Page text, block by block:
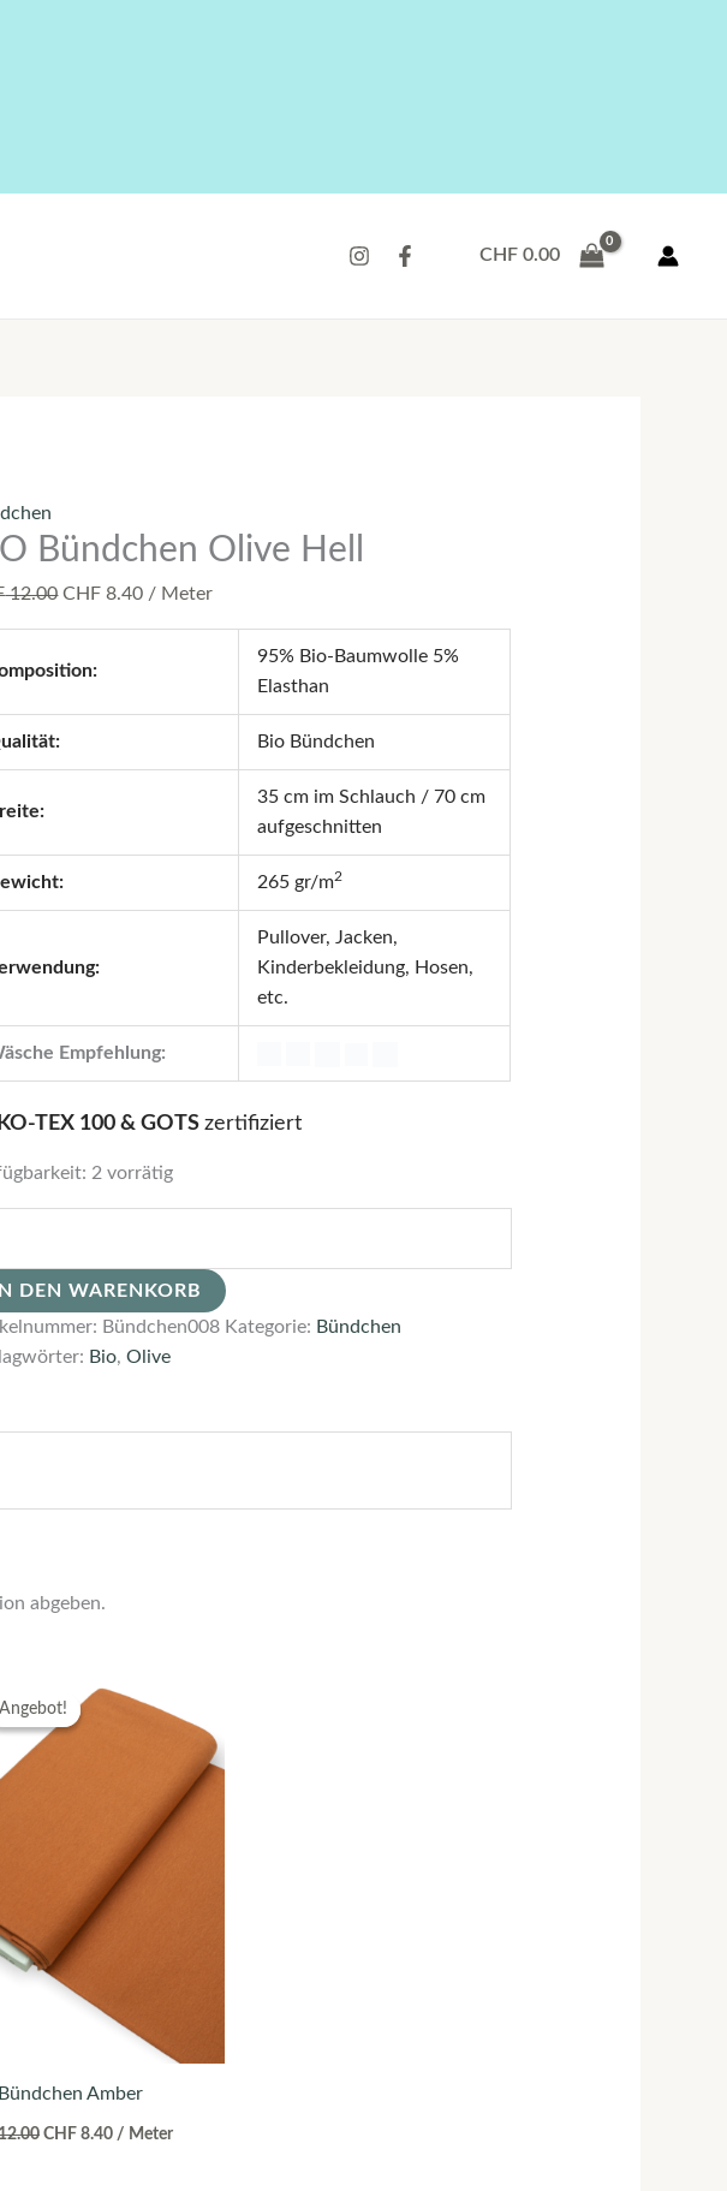
CHF0.00
Bündchen Olive Hell
12.00 CHF 8.40 / Meter
95% Bio-Baumwolle 5%
Elasthan
Bio Bündchen
35 cm im Schlauch / 70 cm
aufgeschnitten
265 gr/m2
Pullover, Jacken,
Kinderbekleidung, Hosen,
etc.
Empfehlung:
TEX 100 & GOTSzertifiziert
2 vorrätig
IN DEN WARENKORB
Bündchen008 Kategorie: Bündchen
Bio,Olive
abgeben.
Angebot!
Angebot!
Amber
Preis
war:
CHF 12.00
CHF 8.40
Preis
/ Meter